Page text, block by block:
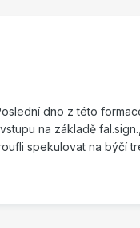
dno z této
na základě
spekulovat na býčí